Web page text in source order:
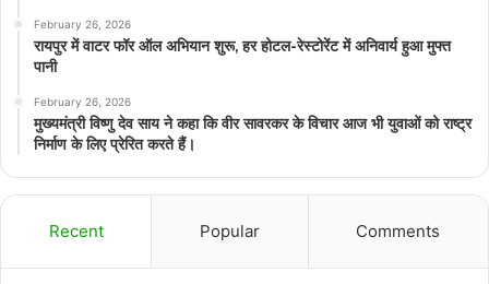
February 26, 2026
रायपुर में वाटर फॉर ऑल अभियान शुरू, हर होटल-रेस्टोरेंट में अनिवार्य हुआ मुफ्त
पानी
February 26, 2026
मुख्यमंत्री विष्णु देव साय ने कहा कि वीर सावरकर के विचार आज भी युवाओं को राष्ट्र
निर्माण के लिए प्रेरित करते हैं।
Recent Popular Comments